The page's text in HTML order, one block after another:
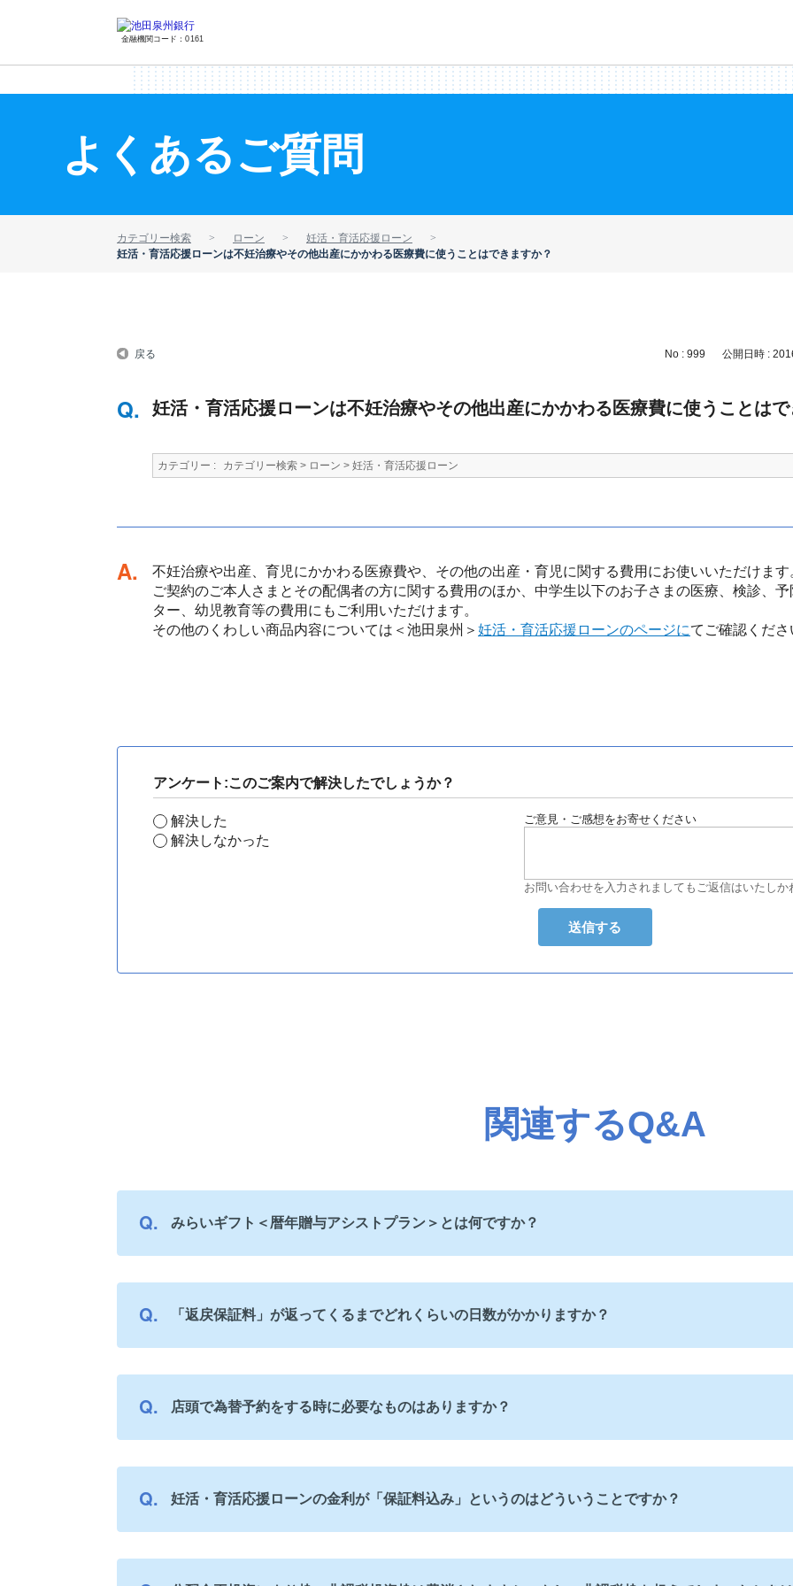
金融機関コード：0161
よくあるご質問
カテゴリー検索 ローン
妊活・育活応援ローン
妊活・育活応援ローンは不妊治療やその他出産にかかわる医療費に使うことはできますか？
戻る No : 999 公開日時 :
妊活・育活応援ローンは不妊治療やその他出産にかかわる医療費に使うことは
カテゴリー : カテゴリー検索 > ローン > 妊活・育活応援ローン
回答
不妊治療や出産、育児にかかわる医療費や、その他の出産・育児に関する費用にお使いいただけます
ご契約のご本人さまとその配偶者の方に関する費用のほか、中学生以下のお子さまの医療、検診、
ター、幼児教育等の費用にもご利用いただけます。
その他のくわしい商品内容については＜池田泉州＞ 妊活・育活応援ローンのページにてご確認くださ
アンケート:このご案内で解決したでしょうか？
解決した
解決しなかった
ご意見・ご感想をお寄せください
お問い合わせを入力されましてもご返信はいたしか
関連するQ&A
みらいギフト＜暦年贈与アシストプラン＞とは何ですか？
「返戻保証料」が返ってくるまでどれくらいの日数がかかりますか？
店頭で為替予約をする時に必要なものはありますか？
妊活・育活応援ローンの金利が「保証料込み」というのはどういうことですか？